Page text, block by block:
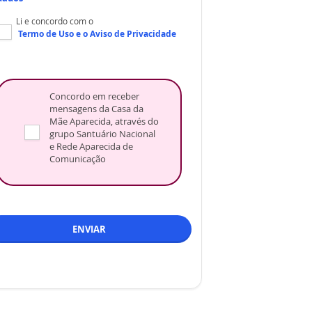
Li e concordo com o
Termo de Usoe oAviso de Privacidade
Concordo em receber
mensagens da Casa da
Mãe Aparecida, através do
grupo Santuário Nacional
e Rede Aparecida de
Comunicação
ENVIAR